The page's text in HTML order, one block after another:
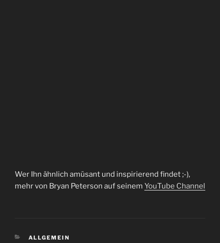
Wer Ihn ähnlich amüsant und inspirierend findet ;-),
mehr von Bryan Peterson auf seinem YouTube Channel
KATEGORIEN
ALLGEMEIN